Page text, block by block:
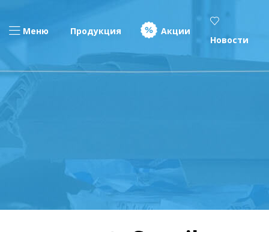
Меню Продукция
Акции
Новости